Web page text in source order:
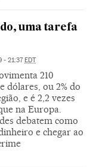
uma tarefa
- 21:37 EDT
210
dólares, ou 2% do
e é 2,2 vezes
na Europa.
debatem como
e chegar ao